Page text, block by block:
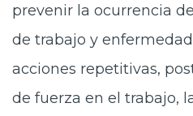
prevenir la ocurrencia
de trabajo y
acciones repetitivas,
de fuerza en el trabajo,